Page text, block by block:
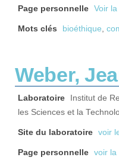
Page personnelle Voir
Mots clés bioéthique,
Weber,
Laboratoire
Institut de
les Sciences et la
Site du laboratoire voir
Page personnelle voir la